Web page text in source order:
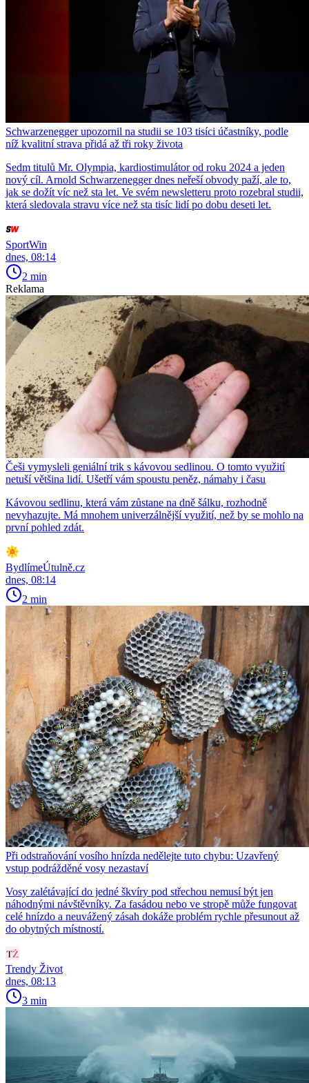
Schwarzenegger upozornil na studii se 103 tisíci účastníky, podle
níž kvalitní strava přidá až tři roky života
Sedm titulů Mr. Olympia, kardiostimulátor od roku 2024 a jeden
nový cíl. Arnold Schwarzenegger dnes neřeší obvody paží, ale to,
jak se dožít víc než sta let. Ve svém newsletteru proto rozebral studii,
která sledovala stravu více než sta tisíc lidí po dobu deseti let.
SportWin
dnes, 08:14
2 min
Reklama
Češi vymysleli geniální trik s kávovou sedlinou. O tomto využití
netuší většina lidí. Ušetří vám spoustu peněz, námahy i času
Kávovou sedlinu, která vám zůstane na dně šálku, rozhodně
nevyhazujte. Má mnohem univerzálnější využití, než by se mohlo na
první pohled zdát.
BydlímeÚtulně.cz
dnes, 08:14
2 min
Při odstraňování vosího hnízda nedělejte tuto chybu: Uzavřený
vstup podrážděné vosy nezastaví
Vosy zalétávající do jedné škvíry pod střechou nemusí být jen
náhodnými návštěvníky. Za fasádou nebo ve stropě může fungovat
celé hnízdo a neuvážený zásah dokáže problém rychle přesunout až
do obytných místností.
Trendy Život
dnes, 08:13
3 min